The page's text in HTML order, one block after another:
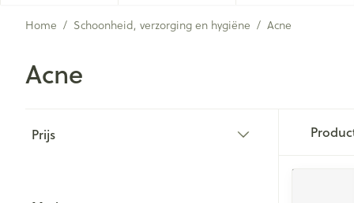
Home / Schoonheid, verzorging en hygiëne / Acne
Acne
Prijs